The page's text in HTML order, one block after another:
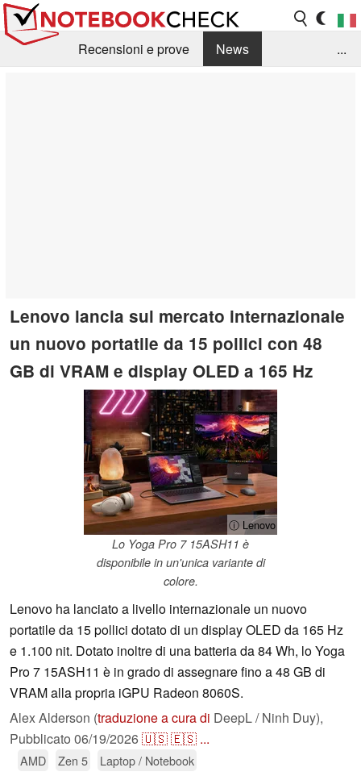
Recensioni e prove
News
...
Lenovo lancia sul mercato internazionale
un nuovo portatile da 15 pollici con 48
GB di VRAM e display OLED a 165 Hz
ⓘ Lenovo
Lo Yoga Pro 7 15ASH11 è
disponibile in un'unica variante di
colore.
Lenovo ha lanciato a livello internazionale un nuovo
portatile da 15 pollici dotato di un display OLED da 165 Hz
e 1.100 nit. Dotato inoltre di una batteria da 84 Wh, lo Yoga
Pro 7 15ASH11 è in grado di assegnare fino a 48 GB di
VRAM alla propria iGPU Radeon 8060S.
Alex Alderson (traduzione a cura di DeepL / Ninh Duy),
Pubblicato 06/19/2026🇺🇸🇪🇸 ...
AMD Zen 5 Laptop / Notebook